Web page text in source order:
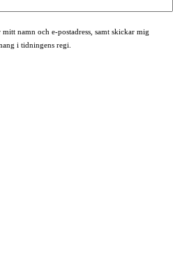
namn och e-postadress, samt skickar mig
i tidningens regi.